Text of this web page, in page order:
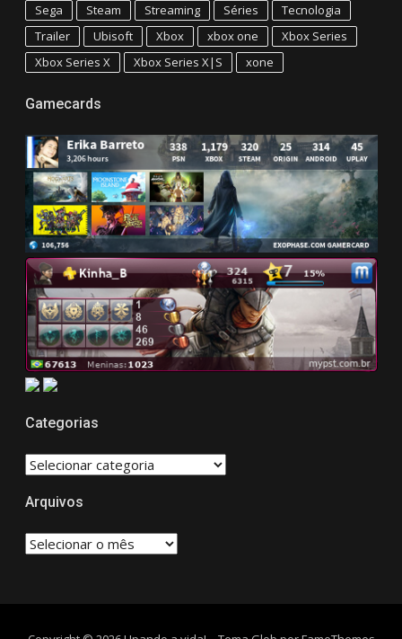
Sega
Steam Streaming Séries
Tecnologia
Trailer
Ubisoft Xbox xbox one
Xbox Series
Xbox Series X
Xbox Series X|S xone
Gamecards
Categorias
CATEGORIAS
Arquivos
Arquivos